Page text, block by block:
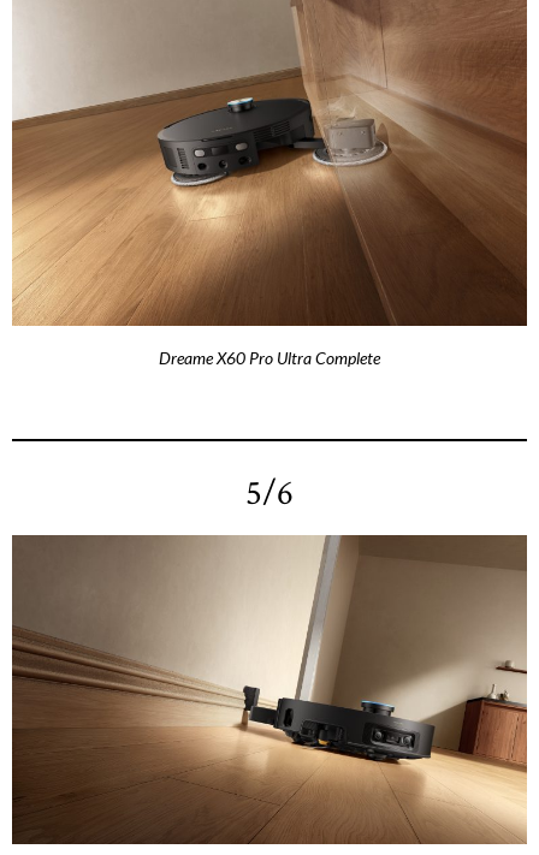
Dreame X60 Pro Ultra Complete
5/6